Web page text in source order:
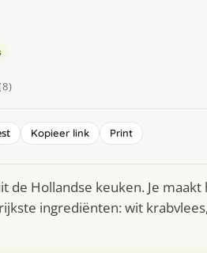
Kopieer link Print
de Hollandse keuken. Je
ingrediënten: wit